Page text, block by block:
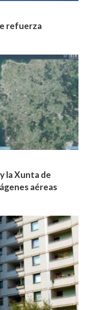
refuerza
la Xunta de
aéreas